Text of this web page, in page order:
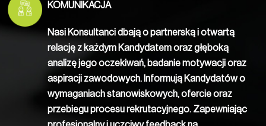
KOMUNIKACJA
Nasi Konsultanci dbają o partnerską i otwartą
relację z każdym Kandydatem oraz głęboką
analizę jego oczekiwań, badanie motywacji oraz
aspiracji zawodowych. Informują Kandydatów o
wymaganiach stanowiskowych, ofercie oraz
przebiegu procesu rekrutacyjnego. Zapewniając